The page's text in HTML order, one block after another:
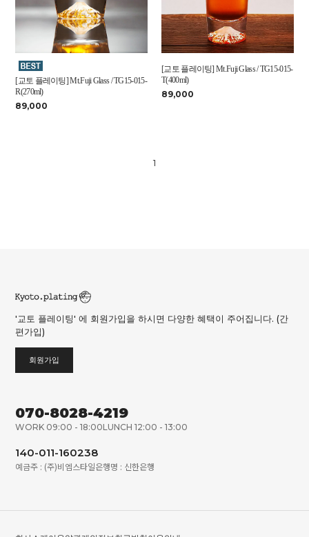
[교토 플레이팅] Mt.Fuji Glass / TG15-015-
R(270ml)
89,000
[교토 플레이팅] Mt.Fuji Glass / TG15-015-
T(400ml)
89,000
1
'교토 플레이팅' 에 회원가입을 하시면 다양한 혜택이 주어집니다. (간
편가입)
회원가입
070-8028-4219
WORK 09:00 - 18:00LUNCH 12:00 - 13:00
140-011-160238
예금주 : (주)비엠스타일은행명 : 신한은행